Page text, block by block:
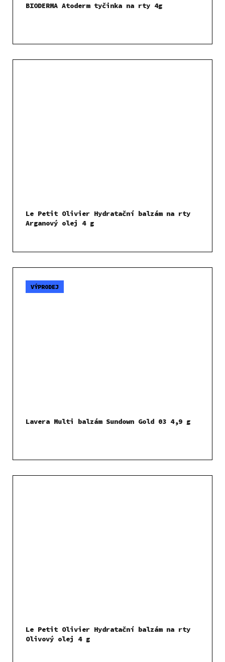
BIODERMA Atoderm tyčinka na rty 4g
Le Petit Olivier Hydratační balzám na rty
Arganový olej 4 g
VÝPRODEJ
Lavera Multi balzám Sundown Gold 03 4,9 g
Le Petit Olivier Hydratační balzám na rty
Olivový olej 4 g